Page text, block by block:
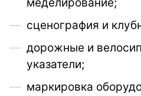
меделирование;
сценография и
дорожные и
указатели;
маркировка